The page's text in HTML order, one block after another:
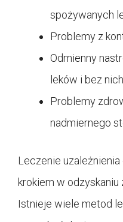
spożywanych
Problemy z
Odmienny
leków i bez nich.
Problemy
nadmiernego
Leczenie
krokiem w odzyskaniu
Istnieje wiele metod